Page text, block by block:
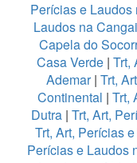
Perícias e
Laudos na
Capela do
Casa Verde | Trt,
Ademar| Trt,
Continental | Trt,
Dutra | Trt, Art,
Trt, Art, Perícias
Perícias e Laudos